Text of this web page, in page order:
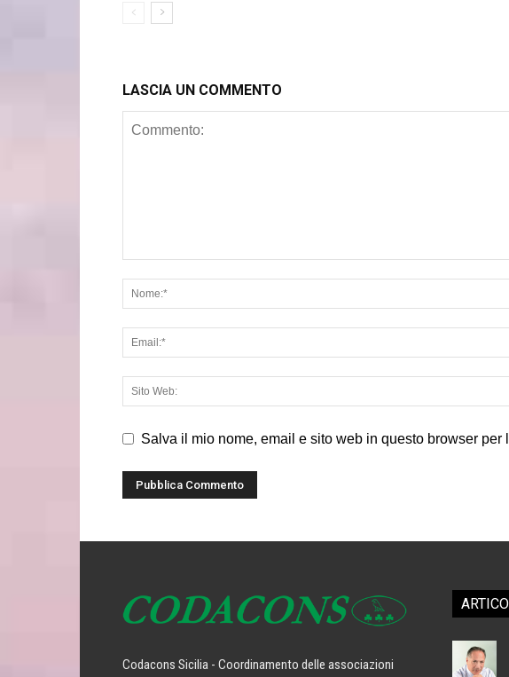
LASCIA UN COMMENTO
Salva il mio nome, email e sito web in questo browser per
Codacons Sicilia - Coordinamento delle associazioni